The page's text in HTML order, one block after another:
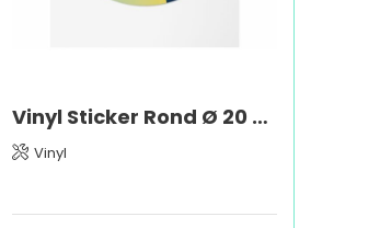
Vinyl Sticker Rond Ø 20 mm
Vinyl